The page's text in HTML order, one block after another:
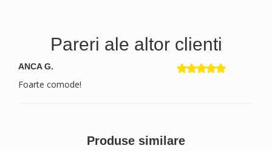
Pareri ale altor clienti
ANCA G.
Foarte comode!
Produse similare